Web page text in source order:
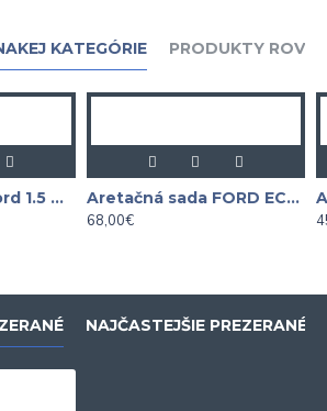
KATEGÓRIE PRODUKTY
Aretačná sada Ford 1.5 Durate
Aretačná sada FORD ECOBOOST 1.0L
68,00€
NAJČASTEJŠIE PREZERANÉ